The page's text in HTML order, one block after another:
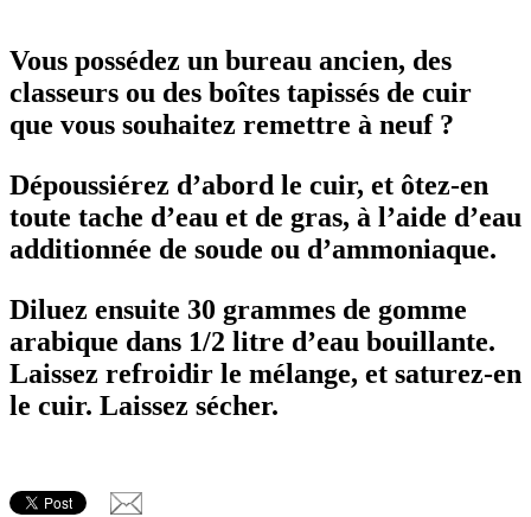
Vous possédez un bureau ancien, des
classeurs ou des boîtes tapissés de cuir
que vous souhaitez remettre à neuf ?
Dépoussiérez d’abord le cuir, et ôtez-en
toute tache d’eau et de gras, à l’aide d’eau
additionnée de soude ou d’ammoniaque.
Diluez ensuite 30 grammes de gomme
arabique dans 1/2 litre d’eau bouillante.
Laissez refroidir le mélange, et saturez-en
le cuir. Laissez sécher.